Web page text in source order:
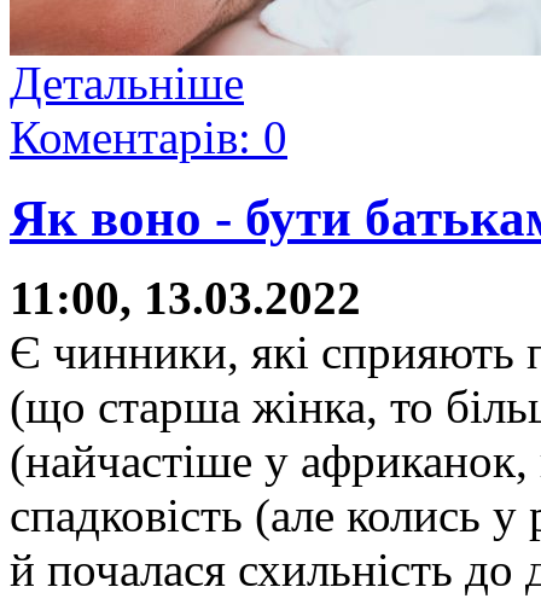
Детальніше
Коментарів: 0
Як воно - бути
11:00, 13.03.2022
Є чинники, які сприяють
(що старша жінка, то
(найчастіше у африканок,
спадковість (але колись
й почалася схильність до